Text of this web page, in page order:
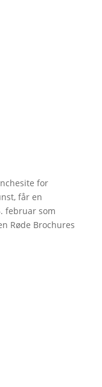
for
får en
februar som
Røde Brochures